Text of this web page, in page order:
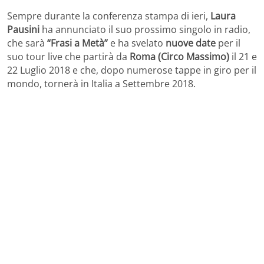
Sempre durante la conferenza stampa di ieri, Laura
Pausini ha annunciato il suo prossimo singolo in radio,
che sarà “Frasi a Metà” e ha svelato nuove date per il
suo tour live che partirà da Roma (Circo Massimo) il 21 e
22 Luglio 2018 e che, dopo numerose tappe in giro per il
mondo, tornerà in Italia a Settembre 2018.